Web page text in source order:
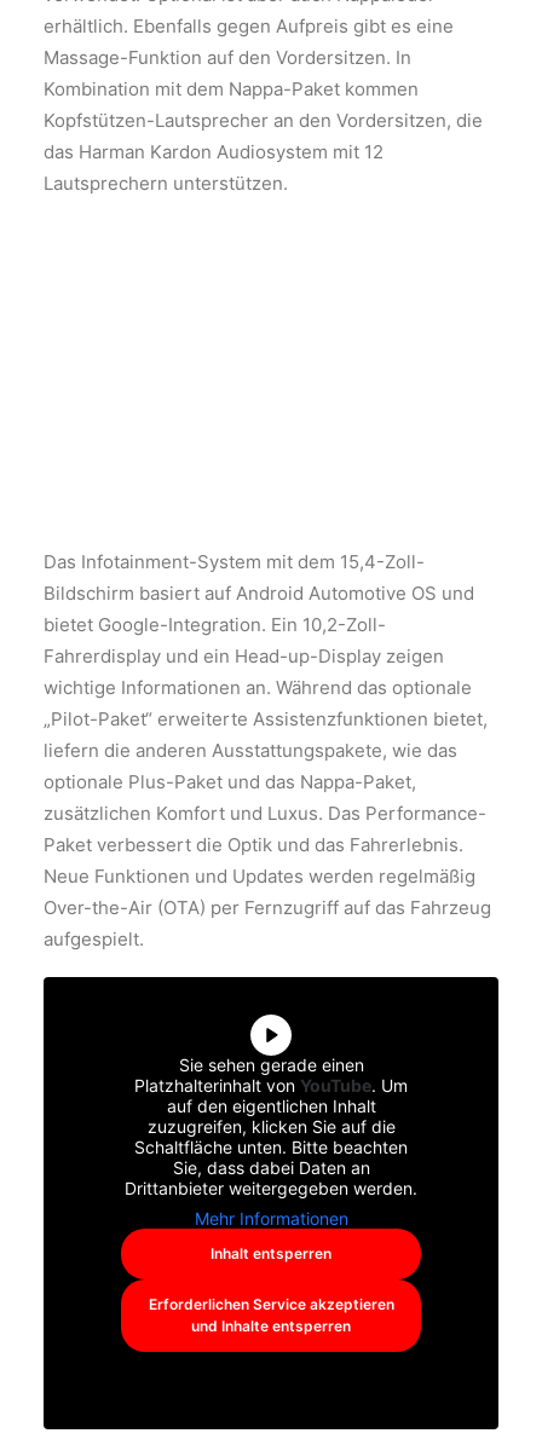
erhältlich. Ebenfalls gegen Aufpreis gibt es eine
Massage-Funktion auf den Vordersitzen. In
Kombination mit dem Nappa-Paket kommen
Kopfstützen-Lautsprecher an den Vordersitzen, die
das Harman Kardon Audiosystem mit 12
Lautsprechern unterstützen.
Das Infotainment-System mit dem 15,4-Zoll-
Bildschirm basiert auf Android Automotive OS und
bietet Google-Integration. Ein 10,2-Zoll-
Fahrerdisplay und ein Head-up-Display zeigen
wichtige Informationen an. Während das optionale
„Pilot-Paket“ erweiterte Assistenzfunktionen bietet,
liefern die anderen Ausstattungspakete, wie das
optionale Plus-Paket und das Nappa-Paket,
zusätzlichen Komfort und Luxus. Das Performance-
Paket verbessert die Optik und das Fahrerlebnis.
Neue Funktionen und Updates werden regelmäßig
Over-the-Air (OTA) per Fernzugriff auf das Fahrzeug
aufgespielt.
Sie sehen gerade einen
Platzhalterinhalt von YouTube. Um
auf den eigentlichen Inhalt
zuzugreifen, klicken Sie auf die
Schaltfläche unten. Bitte beachten
Sie, dass dabei Daten an
Drittanbieter weitergegeben werden.
Mehr Informationen
Inhalt entsperren
Erforderlichen Service akzeptieren
und Inhalte entsperren